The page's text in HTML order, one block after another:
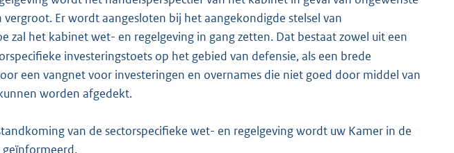
Er wordt aangesloten bij het aangekondigde stelsel van
zal het kabinet wet- en regelgeving in gang zetten. Dat bestaat zowel uit een
investeringstoets op het gebied van defensie, als een brede
een vangnet voor investeringen en overnames die niet goed door middel van
worden afgedekt.
van de sectorspecifieke wet- en regelgeving wordt uw Kamer in de